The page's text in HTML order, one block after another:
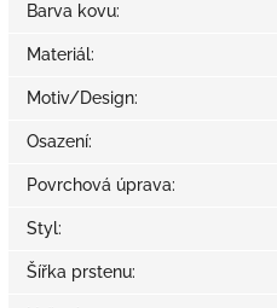
Barva kovu:
Materiál:
Motiv/Design:
Osazení:
Povrchová úprava:
Styl:
Šířka prstenu: